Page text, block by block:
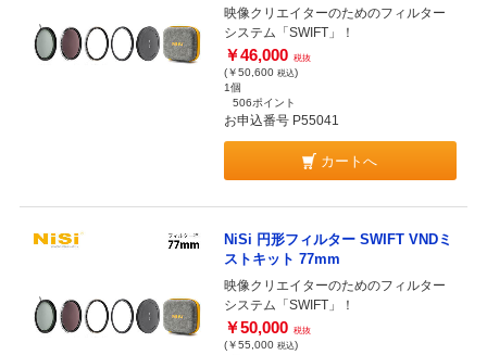
映像クリエイターのためのフィルター
システム「SWIFT」！
￥46,000 税抜
(￥50,600 税込)
1個
506ポイント
お申込番号 P55041
カートへ
NiSi 円形フィルター SWIFT VNDミ
ストキット 77mm
映像クリエイターのためのフィルター
システム「SWIFT」！
￥50,000 税抜
(￥55,000 税込)